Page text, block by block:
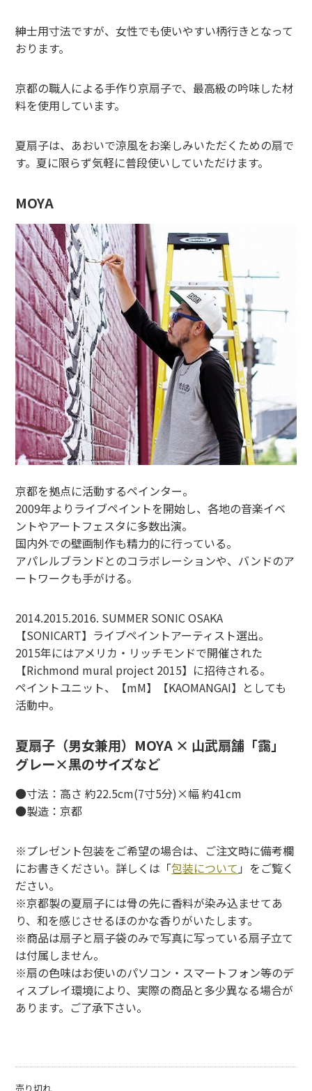
紳士用寸法ですが、女性でも使いやすい柄行きとなって
おります。
京都の職人による手作り京扇子で、最高級の吟味した材
料を使用しています。
夏扇子は、あおいで涼風をお楽しみいただくための扇で
す。夏に限らず気軽に普段使いしていただけます。
MOYA
京都を拠点に活動するペインター。
2009年よりライブペイントを開始し、各地の音楽イベ
ントやアートフェスタに多数出演。
国内外での壁画制作も精力的に行っている。
アパレルブランドとのコラボレーションや、バンドのア
ートワークも手がける。
2014.2015.2016. SUMMER SONIC OSAKA
【SONICART】ライブペイントアーティスト選出。
2015年にはアメリカ・リッチモンドで開催された
【Richmond mural project 2015】に招待される。
ペイントユニット、【mM】【KAOMANGAI】としても
活動中。
夏扇子（男女兼用）MOYA × 山武扇舗「靄」
グレー×黒のサイズなど
●寸法：高さ 約22.5cm(7寸5分)×幅 約41cm
●製造：京都
※プレゼント包装をご希望の場合は、ご注文時に備考欄
にお書きください。詳しくは「包装について 」をご覧く
ださい。
※京都製の夏扇子には骨の先に香料が染み込ませてあ
り、和を感じさせるほのかな香りがいたします。
※商品は扇子と扇子袋のみで写真に写っている扇子立て
は付属しません。
※扇の色味はお使いのパソコン・スマートフォン等のデ
ィスプレイ環境により、実際の商品と多少異なる場合が
あります。ご了承下さい。
売り切れ